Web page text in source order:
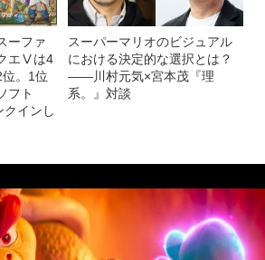
ーファ
エⅤは4
。1位
フト
クインし
スーパーマリオのビジュアル
における決定的な選択とは？
――川村元気×宮本茂『理
系。』対談